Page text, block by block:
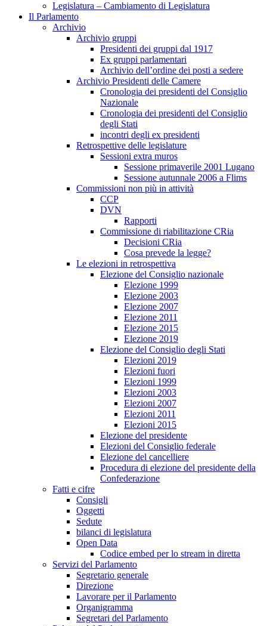
Legislatura – Cambiamento di Legislatura
Il Parlamento
Archivio
Archivio gruppi
Presidenti dei gruppi dal 1917
Ex gruppi parlamentari
Archivio dell’ordine dei posti a sedere
Archivio Presidenti delle Camere
Cronologia dei presidenti del Consiglio
Nazionale
Cronologia dei presidenti del Consiglio
degli Stati
incontri degli ex presidenti
Retrospettive delle legislature
Sessioni extra muros
Sessione primaverile 2001 Lugano
Sessione autunnale 2006 a Flims
Commissioni non più in attività
CCP
DVN
Rapporti
Commissione di riabilitazione CRia
Decisioni CRia
Cosa prevede la legge?
Le elezioni in retrospettiva
Elezione del Consiglio nazionale
Elezione 1999
Elezione 2003
Elezione 2007
Elezione 2011
Elezione 2015
Elezione 2019
Elezione del Consiglio degli Stati
Elezioni 2019
Elezioni fuori
Elezioni 1999
Elezioni 2003
Elezioni 2007
Elezioni 2011
Elezioni 2015
Elezione del presidente
Elezioni del Consiglio federale
Elezione del cancelliere
Procedura di elezione del presidente della
Confederazione
Fatti e cifre
Consigli
Oggetti
Sedute
bilanci di legislatura
Open Data
Codice embed per lo stream in diretta
Servizi del Parlamento
Segretario generale
Direzione
Lavorare per il Parlamento
Organigramma
Segretari del Parlamento